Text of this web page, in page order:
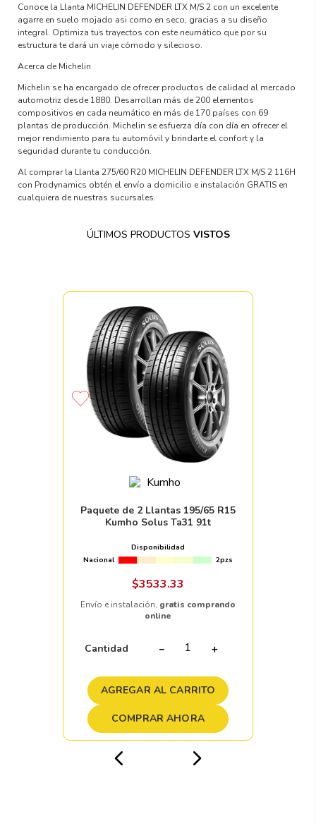
Conoce la Llanta MICHELIN DEFENDER LTX M/S 2 con un excelente
agarre en suelo mojado asi como en seco, gracias a su diseño
integral. Optimiza tus trayectos con este neumático que por su
estructura te dará un viaje cómodo y silecioso.
Acerca de Michelin
Michelin se ha encargado de ofrecer productos de calidad al mercado
automotriz desde 1880. Desarrollan más de 200 elementos
compositivos en cada neumático en más de 170 países con 69
plantas de producción. Michelin se esfuerza día con día en ofrecer el
mejor rendimiento para tu automóvil y brindarte el confort y la
seguridad durante tu conducción.
Al comprar la Llanta 275/60 R20 MICHELIN DEFENDER LTX M/S 2 116H
con Prodynamics obtén el envío a domicilio e instalación GRATIS en
cualquiera de nuestras sucursales.
ÚLTIMOS PRODUCTOS VISTOS
Paquete de 2 Llantas 195/65 R15
Kumho Solus Ta31 91t
Disponibilidad
Nacional
2pzs
$3533.33
Envío e instalación, gratis comprando
online
Cantidad ＋
－
AGREGAR AL CARRITO
COMPRAR AHORA